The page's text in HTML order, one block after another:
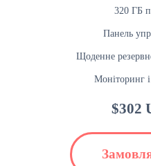
320 ГБ
Панель
Щоденне
Моніторинг
$302